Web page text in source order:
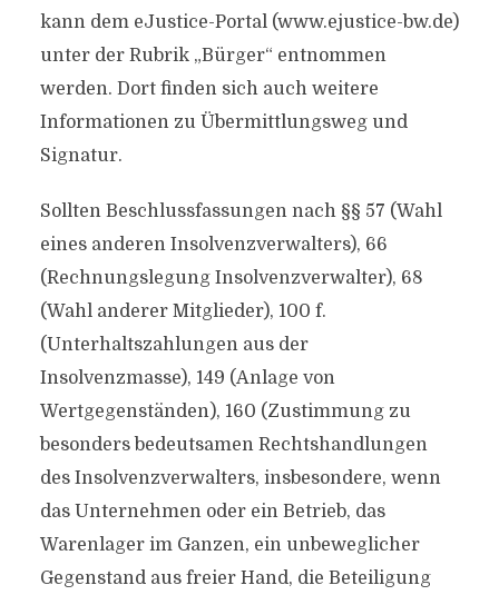
kann dem eJustice-Portal (www.ejustice-bw.de)
unter der Rubrik „Bürger“ entnommen
werden. Dort finden sich auch weitere
Informationen zu Übermittlungsweg und
Signatur.
Sollten Beschlussfassungen nach §§ 57 (Wahl
eines anderen Insolvenzverwalters), 66
(Rechnungslegung Insolvenzverwalter), 68
(Wahl anderer Mitglieder), 100 f.
(Unterhaltszahlungen aus der
Insolvenzmasse), 149 (Anlage von
Wertgegenständen), 160 (Zustimmung zu
besonders bedeutsamen Rechtshandlungen
des Insolvenzverwalters, insbesondere, wenn
das Unternehmen oder ein Betrieb, das
Warenlager im Ganzen, ein unbeweglicher
Gegenstand aus freier Hand, die Beteiligung